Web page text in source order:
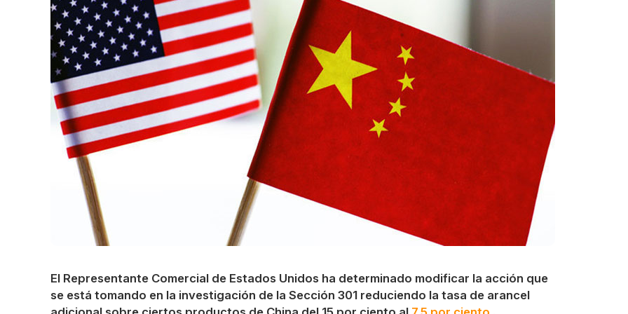
Cinta prismática
de material que brilla en la
oscuridad
El Representante Comercial de Estados Unidos ha determinado modificar la acción que
se está tomando en la investigación de la Sección 301 reduciendo la tasa de arancel